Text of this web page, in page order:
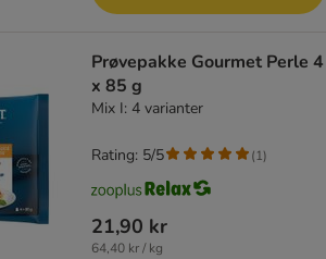
Prøvepakke Gourmet Perle 4
x 85 g
Mix I: 4 varianter
21,90 kr
64,40 kr / kg
Rating: 5/5 (1)